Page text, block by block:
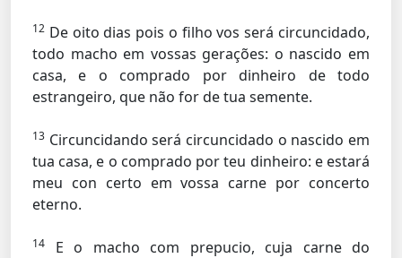
12 De oito dias pois o filho vos será circuncidado,
todo macho em vossas gerações: o nascido em
casa, e o comprado por dinheiro de todo
estrangeiro, que não for de tua semente.
13 Circuncidando será circuncidado o nascido em
tua casa, e o comprado por teu dinheiro: e estará
meu con certo em vossa carne por concerto
eterno.
14
E o macho com prepucio, cuja carne do